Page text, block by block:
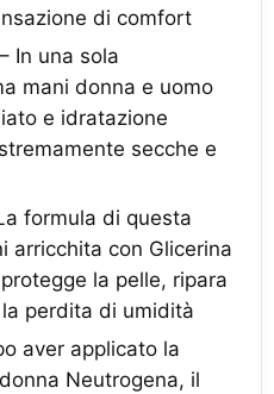
di comfort
In una sola
mani donna e uomo
e idratazione
secche e
formula di questa
arricchita con Glicerina
la pelle, ripara
perdita di umidità
aver applicato la
Neutrogena, il